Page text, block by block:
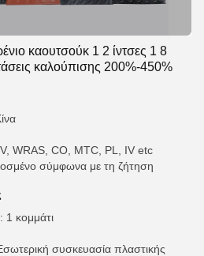
καουτσούκ 1 2 ίντσες 1 8
καλούπισης 200%-450%
WRAS, CO, MTC, PL, IV etc
σύμφωνα με τη ζήτηση
1 κομμάτι
συσκευασία πλαστικής